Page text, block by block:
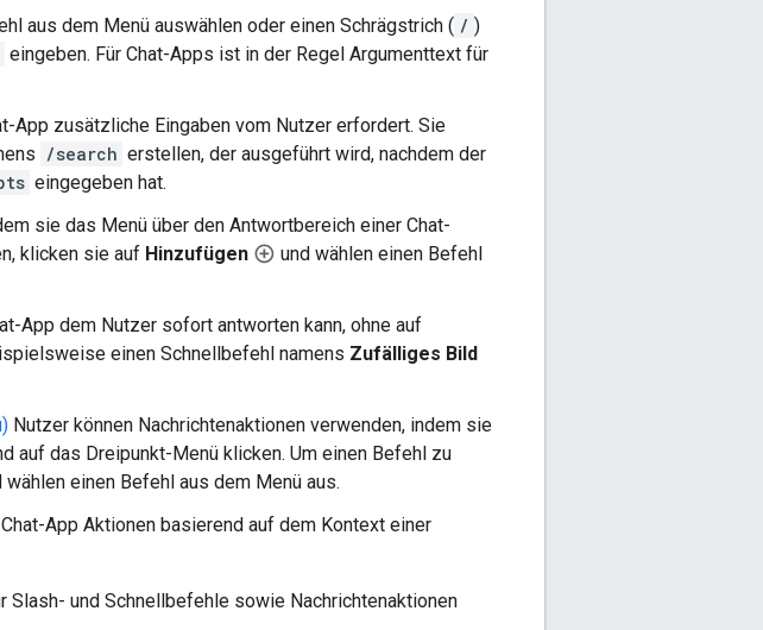
aus dem Menü auswählen oder einen Schrägstrich ( / )
eingeben. Für Chat-Apps ist in der Regel Argumenttext für
App zusätzliche Eingaben vom Nutzer erfordert. Sie
/search erstellen, der ausgeführt wird, nachdem der
eingegeben hat.
sie das Menü über den Antwortbereich einer Chat-
klicken sie auf Hinzufügen
und wählen einen Befehl
App dem Nutzer sofort antworten kann, ohne auf
einen Schnellbefehl namens Zufälliges Bild
Nutzer können Nachrichtenaktionen verwenden, indem sie
auf das Dreipunkt-Menü klicken. Um einen Befehl zu
einen Befehl aus dem Menü aus.
App Aktionen basierend auf dem Kontext einer
und Schnellbefehle sowie Nachrichtenaktionen